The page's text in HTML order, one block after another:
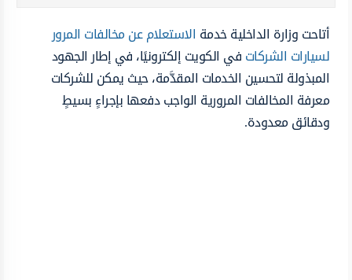
أتاحت وزارة الداخلية خدمة الاستعلام عن مخالفات المرور
لسيارات الشركاتفي الكويت إلكترونيًا، في إطار الجهود
المبذولة لتحسين الخدمات المقدَّمة، حيث يمكن للشركات
معرفة المخالفات المرورية الواجب دفعها بإجراءٍ بسيطٍ
ودقائق معدودة.